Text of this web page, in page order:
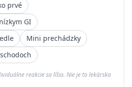
prvé
GI
Mini prechádzky
reakcie sa líšia. Nie je to lekárska